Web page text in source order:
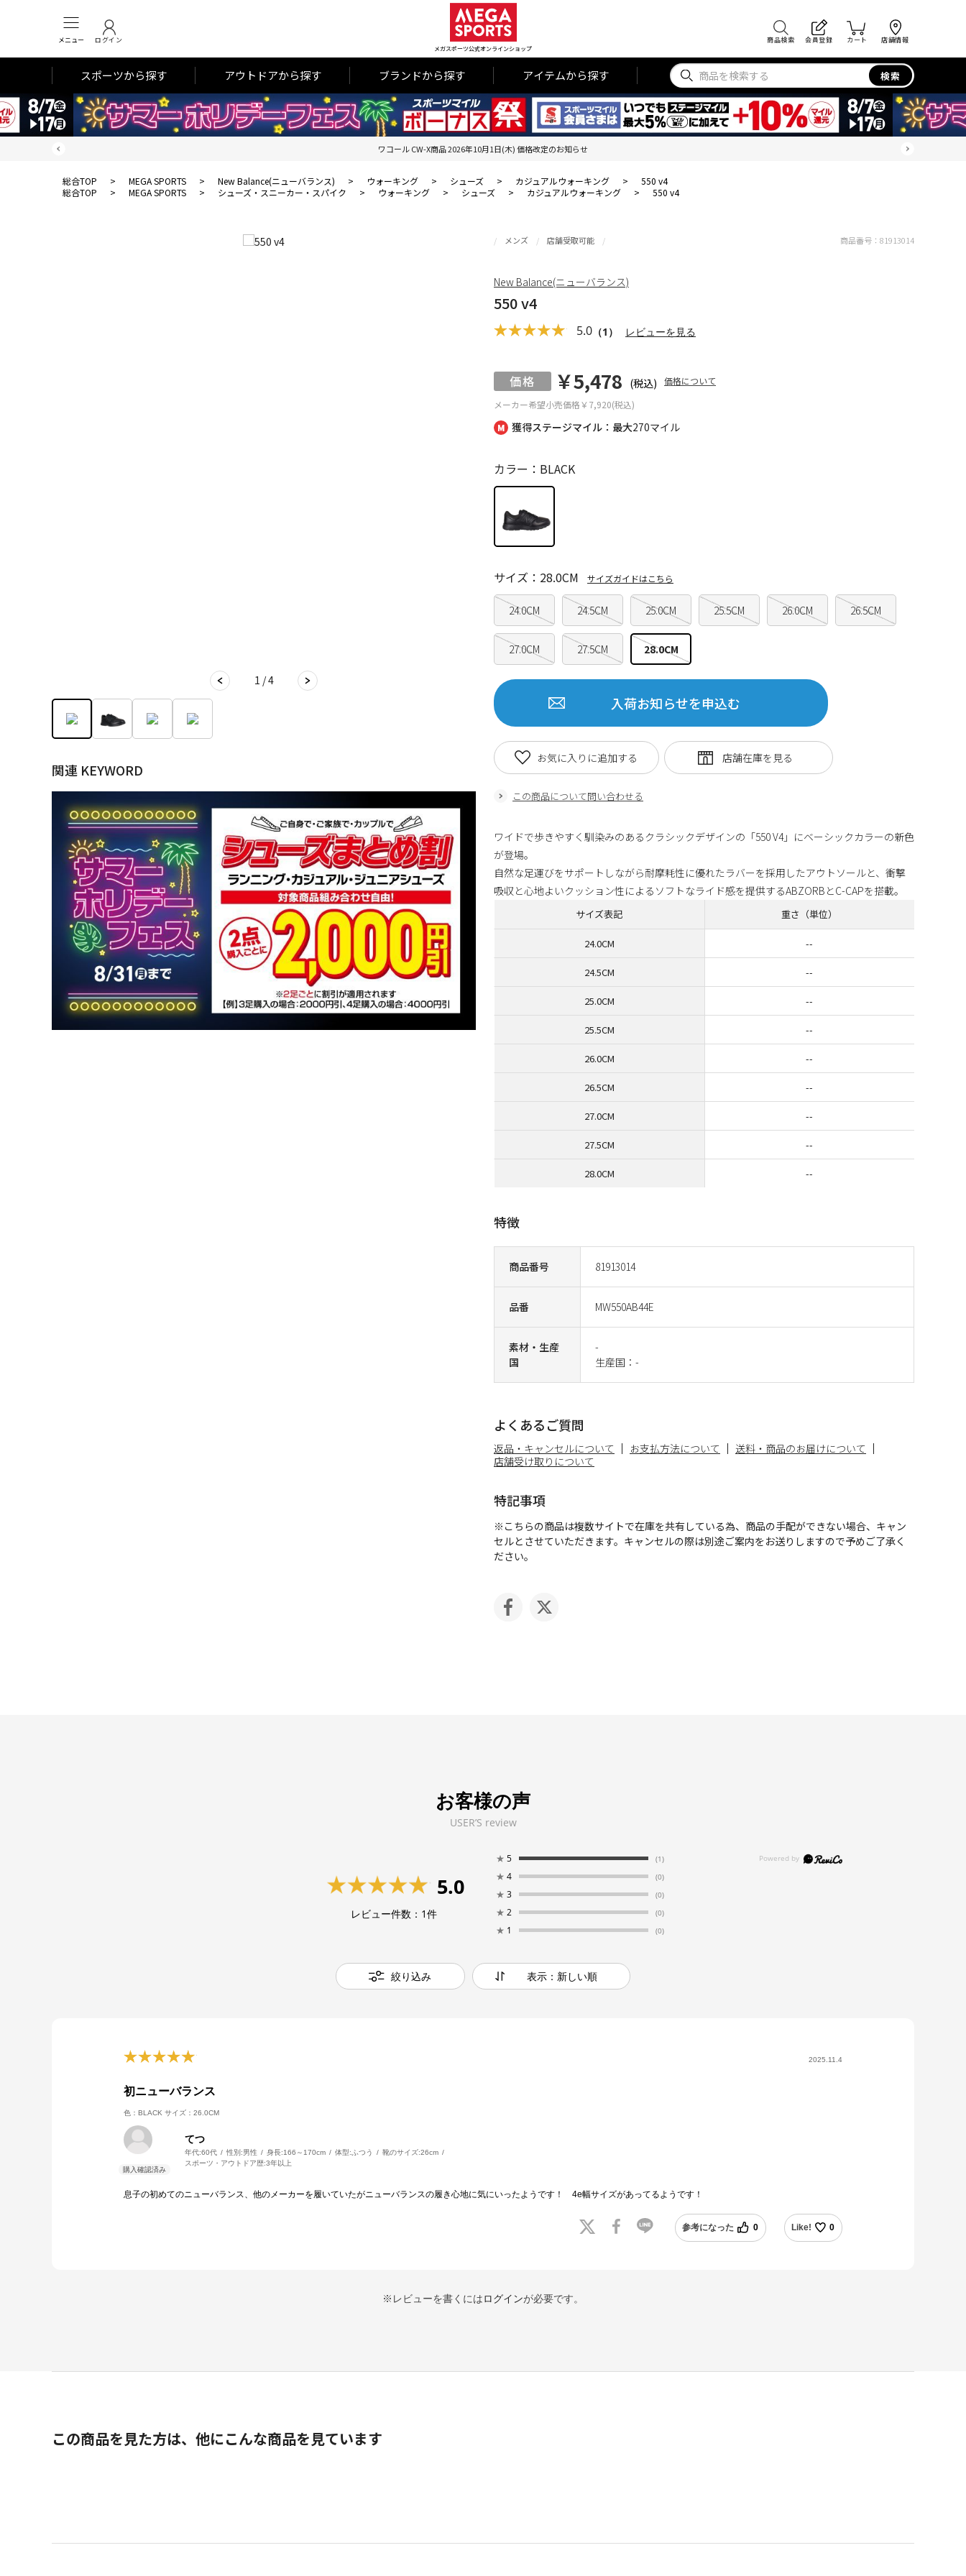
メニュー ログイン
メガスポーツ公式オンラインショップ
商品検索 会員登録 カート 店舗情報
スポーツから探す アウトドアから探す ブランドから探す アイテムから探す 検索
ワコール CW-X商品 2026年10月1日(木) 価格改定のお知らせ
総合TOP > MEGA SPORTS > New Balance(ニューバランス) > ウォーキング > シューズ > カジュアルウォーキング >
550 v4
総合TOP
> MEGA SPORTS > シューズ・スニーカー・スパイク > ウォーキング > シューズ > カジュアルウォーキング > 550 v4
1 / 4
関連 KEYWORD
獲得ステージマイル：最大270マイル
メンズ 店舗受取可能
550 v4
5.0 （1） レビューを見る
メーカー希望小売価格￥7,920(税込)
￥5,478 (税込) 価格について
商品番号 81913014
品番 MW550AB44E
素材・生産
国
-
生産国：-
カラー：BLACK
24.0CM 24.5CM 25.0CM 25.5CM 26.0CM 26.5CM
27.0CM 27.5CM 28.0CM
サイズ：28.0CM サイズガイドはこちら
入荷お知らせを申込む
この商品について問い合わせる
お気に入りに追加する
商品番号： 81913014
New Balance(ニューバランス)
ワイドで歩きやすく馴染みのあるクラシックデザインの「550 V4」にベーシックカラーの新色
が登場。
自然な足運びをサポートしながら耐摩耗性に優れたラバーを採用したアウトソールと、衝撃
吸収と心地よいクッション性によるソフトなライド感を提供するABZORBとC-CAPを搭載。
特徴
よくあるご質問
返品・キャンセルについて お支払方法について
送料・商品のお届けについて
店舗受け取りについて
特記事項
※こちらの商品は複数サイトで在庫を共有している為、商品の手配ができない場合、キャン
セルとさせていただきます。キャンセルの際は別途ご案内をお送りしますので予めご了承く
ださい。
サイズ表記 重さ（単位）
24.0CM --
24.5CM --
25.0CM --
25.5CM --
26.0CM --
26.5CM --
27.0CM --
27.5CM --
28.0CM --
お客様の声
USER’S review
5.0
レビュー件数： 1件
★ 5 (1)
★ 4 (0)
★ 3 (0)
★ 2 (0)
★ 1 (0)
絞り込み 表示：新しい順
2025.11.4
初ニューバランス
色：BLACK サイズ：26.0CM
てつ
年代:60代 性別:男性 身長:166～170cm 体型: ふつう 靴のサイズ:26cm
スポーツ・アウトドア歴:3年以上
息子の初めてのニューバランス、他のメーカーを履いていたがニューバランスの履き心地に気にいったようです！ 4e幅サイズがあってるようです！
参考になった 0 Like! 0
※レビューを書くにはログインが必要です。
この商品を見た方は、他にこんな商品を見ています